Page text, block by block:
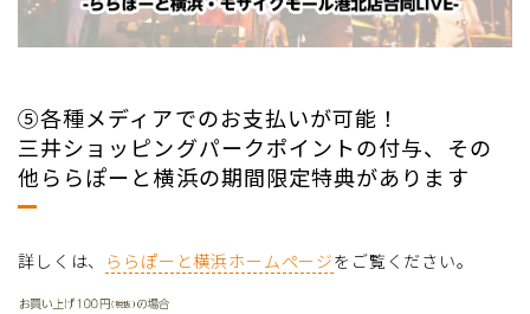
⑤各種メディアでのお支払いが可能！
三井ショッピングパークポイントの付与、その
他ららぽーと横浜の期間限定特典があります
詳しくは、 ららぽーと横浜ホームページをご覧ください。